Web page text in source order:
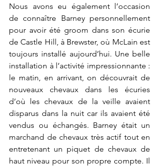
Nous avons eu également l’occasion
de connaître Barney personnellement
pour avoir été groom dans son écurie
de Castle Hill, à Brewster, où McLain est
toujours installé aujourd’hui. Une belle
installation à l’activité impressionnante :
le matin, en arrivant, on découvrait de
nouveaux chevaux dans les écuries
d’où les chevaux de la veille avaient
disparus dans la nuit car ils avaient été
vendus ou échangés. Barney était un
marchand de chevaux très actif tout en
entretenant un piquet de chevaux de
haut niveau pour son propre compte. Il